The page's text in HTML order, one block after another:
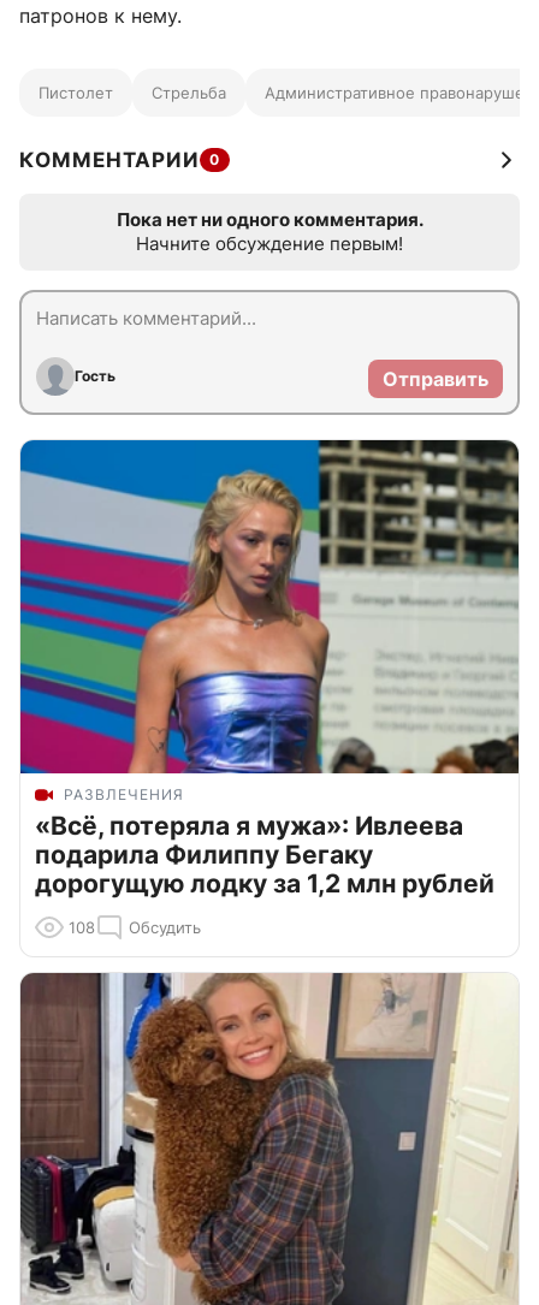
патронов к нему.
Пистолет Стрельба Административное
КОММЕНТАРИИ 0
Пока нет ни одного комментария.
Начните обсуждение первым!
Гость Отправить
РАЗВЛЕЧЕНИЯ
«Всё, потеряла я мужа»: Ивлеева
подарила Филиппу Бегаку
дорогущую лодку за 1,2 млн рублей
108 Обсудить